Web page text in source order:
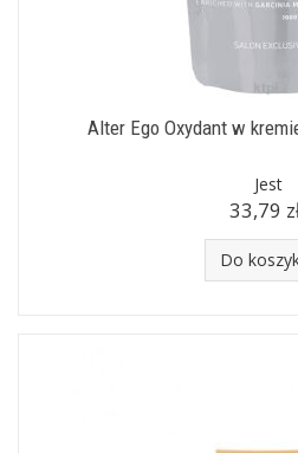
Alter Ego Oxydant w
Jest
33,79
Do